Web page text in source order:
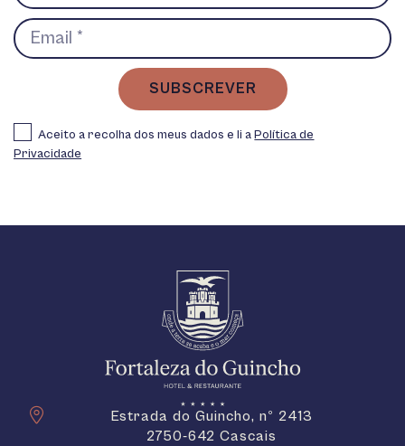
Aceito a recolha dos meus dados e li aPolítica de
Privacidade
SUBSCREVER
Estrada do Guincho, nº 2413
2750-642 Cascais